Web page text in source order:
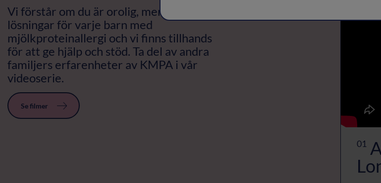
Vi förstår om du är orolig, men det finns
lösningar för varje barn med
mjölkproteinallergi och vi finns tillhands
för att ge hjälp och stöd. Ta del av andra
familjers erfarenheter av KMPA i vår
videoserie.
Se filmer
01